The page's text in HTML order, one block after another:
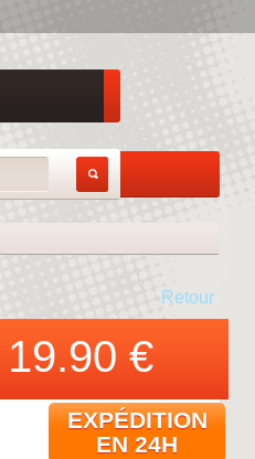
Retour
19.90 €
EXPÉDITION
EN 24H